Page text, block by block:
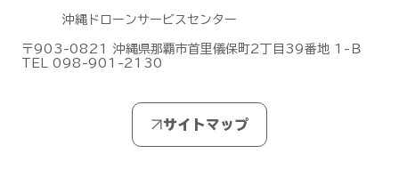
無人航空機操縦士試験の合格発表【ドロ
沖縄ドローンサービスセンター
〒903-0821 沖縄県那覇市首里儀保町2丁目39番地 1-Ｂ
TEL 098-901-2130